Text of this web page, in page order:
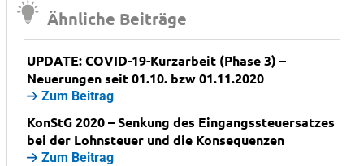
Ähnliche Beiträge
UPDATE: COVID-19-Kurzarbeit (Phase 3) –
Neuerungen seit 01.10. bzw 01.11.2020
Zum Beitrag
KonStG 2020 – Senkung des Eingangssteuersatzes
bei der Lohnsteuer und die Konsequenzen
Zum Beitrag